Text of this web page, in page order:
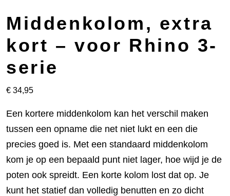
Middenkolom, extra
kort – voor Rhino 3-
serie
€ 34,95
Een kortere middenkolom kan het verschil maken
tussen een opname die net niet lukt en een die
precies goed is. Met een standaard middenkolom
kom je op een bepaald punt niet lager, hoe wijd je de
poten ook spreidt. Een korte kolom lost dat op. Je
kunt het statief dan volledig benutten en zo dicht